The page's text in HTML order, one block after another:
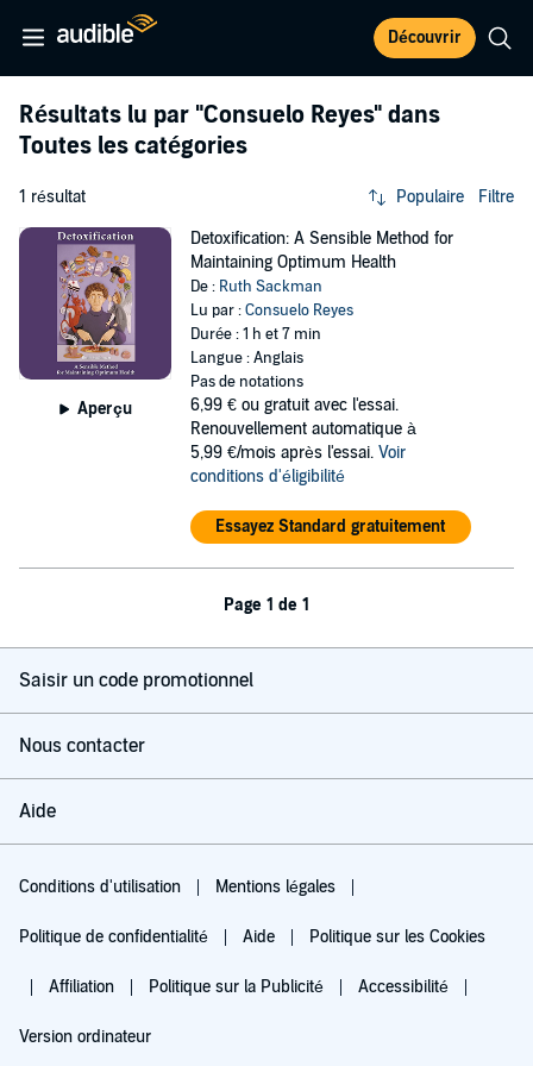
Découvrir
Résultats lu par "Consuelo Reyes" dans
Toutes les catégories
1 résultat Populaire Filtre
Aperçu
Detoxification: A Sensible Method for
Maintaining Optimum Health
De : Ruth Sackman
Lu par :Consuelo Reyes
Durée : 1 h et 7 min
Langue : Anglais
Pas de notations
6,99 € ou gratuit avec l'essai.
Renouvellement automatique à
5,99 €/mois après l'essai. Voir
conditions d'éligibilité
Essayez Standard gratuitement
Page 1 de 1
Saisir un code promotionnel
Nous contacter
Aide
Conditions d'utilisation Mentions légales
Politique de confidentialité Aide Politique sur les Cookies
Affiliation Politique sur la Publicité Accessibilité
Version ordinateur